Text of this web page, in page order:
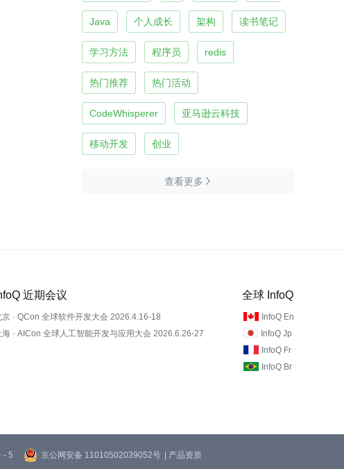
Java 个人成长 架构 读书笔记
学习方法 程序员 redis
热门推荐 热门活动
CodeWhisperer 亚马逊云科技
移动开发 创业
查看更多 
近期会议
京 · QCon 全球软件开发大会 2026.4.16-18
海 · AICon 全球人工智能开发与应用大会 2026.6.26-27
全球 InfoQ
InfoQ En
InfoQ Jp
InfoQ Fr
InfoQ Br
- 5 京公网安备 11010502039052号 | 产品资质